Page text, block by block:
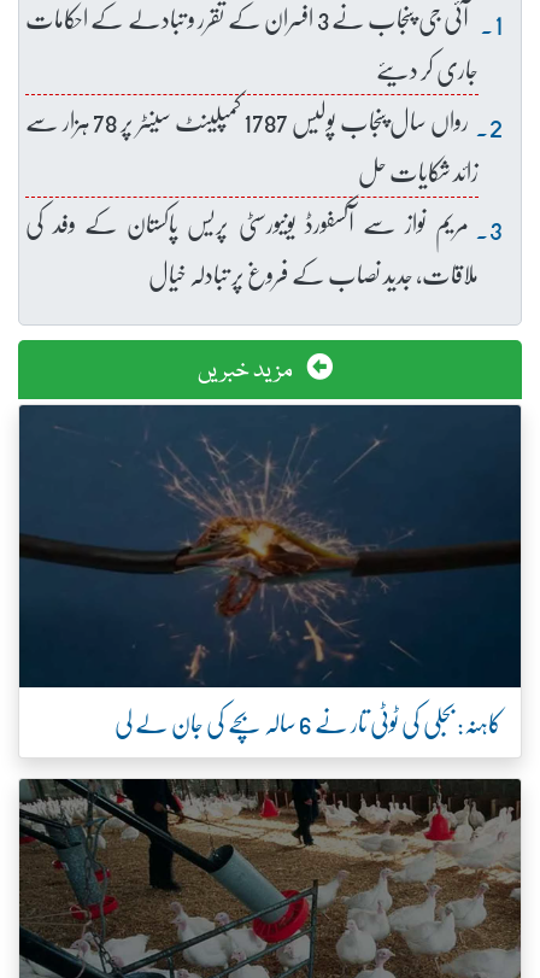
آئی جی پنجاب نے 3 افسران کے تقرر و تبادلے کے احکامات
جاری کر دیئے
رواں سال پنجاب پولیس 1787 کمپلینٹ سینٹر پر 78 ہزار سے
زائد شکایات حل
مریم نواز سے آکسفورڈ یونیورسٹی پریس پاکستان کے وفد کی
ملاقات، جدید نصاب کے فروغ پر تبادلہ خیال
مزید خبریں
کاہنہ: بجلی کی ٹوٹی تار نے 6 سالہ بچے کی جان لے لی